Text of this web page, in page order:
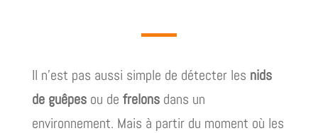
Il n’est pas aussi simple de détecter les nids
de guêpesou de frelonsdans un
environnement. Mais à partir du moment où les